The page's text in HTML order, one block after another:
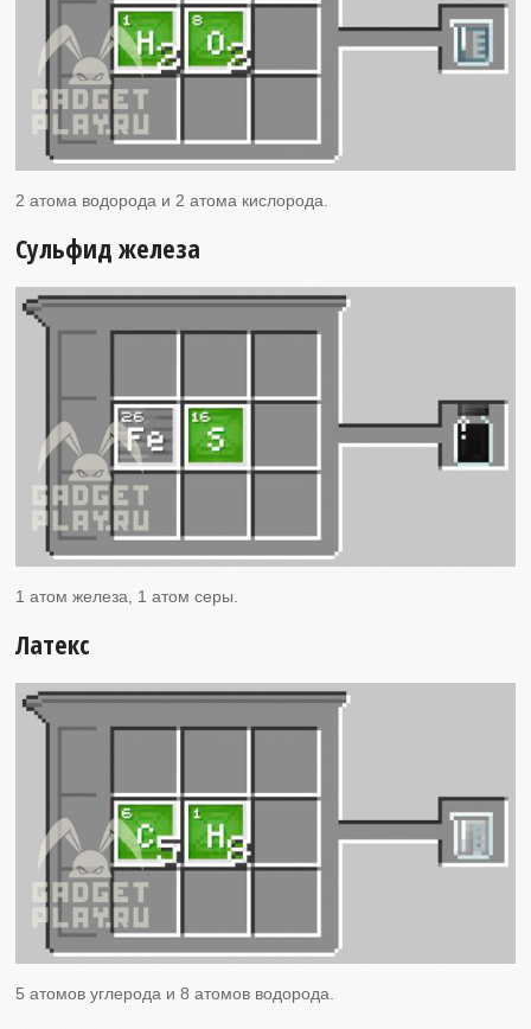
2 атома водорода и 2 атома кислорода.
Сульфид железа
1 атом железа, 1 атом серы.
Латекс
5 атомов углерода и 8 атомов водорода.